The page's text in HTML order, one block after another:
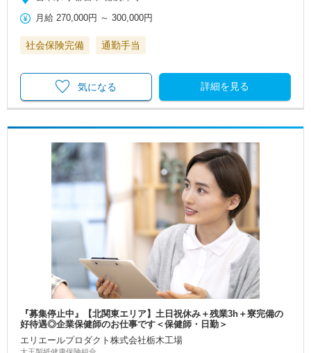
月給 270,000円 ～300,000円
社会保険完備 通勤手当
詳細を見る
気になる
『募集停止中』【北関東エリア】土日祝休み＋残業3h＋寮完備の
好待遇◎企業保健師のお仕事です＜保健師・日勤＞
エリエールプロダクト株式会社栃木工場